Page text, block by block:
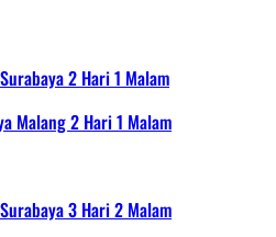
2 Hari 1 Malam
Malang 2 Hari 1 Malam
3 Hari 2 Malam